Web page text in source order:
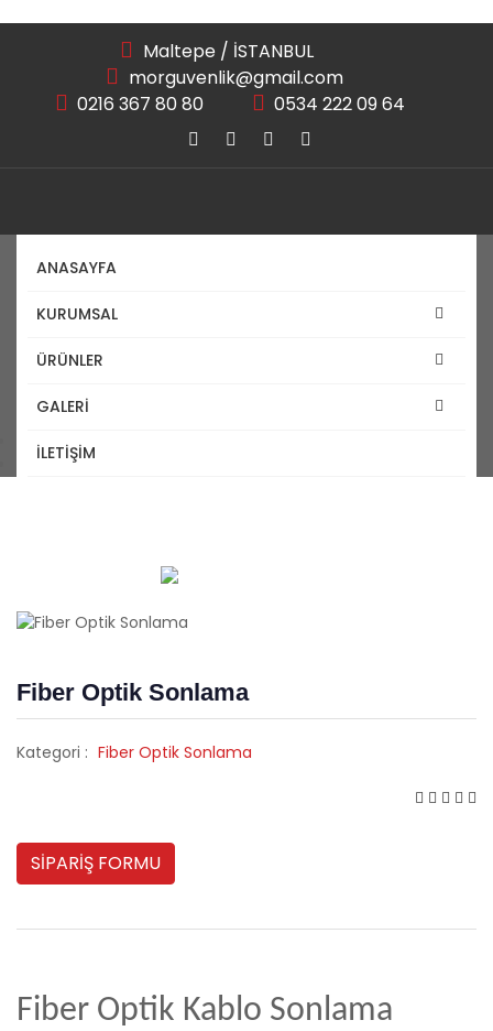
Maltepe / İSTANBUL
morguvenlik@gmail.com
0216 367 80 80
0534 222 09 64
ANASAYFA
KURUMSAL
ÜRÜNLER
GALERİ
İLETİŞİM
Fiber Optik Sonlama
Anasayfa
Fiber Optik Sonlama
Fiber Optik Sonlama
Kategori : Fiber Optik Sonlama
SİPARİŞ FORMU
Fiber Optik Kablo Sonlama